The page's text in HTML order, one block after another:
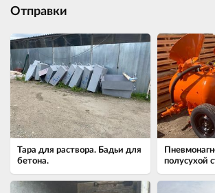
Отправки
Тара для раствора. Бадьи для
бетона.
полусухой